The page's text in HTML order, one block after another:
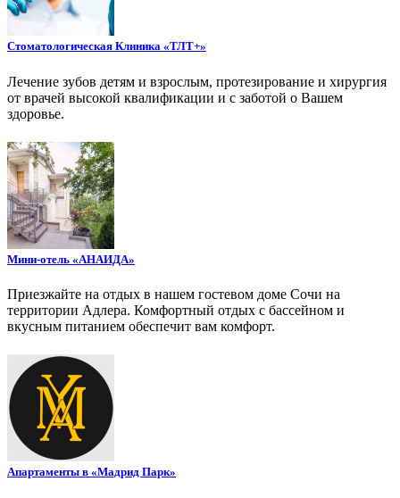
Стоматологическая Клиника «ТЛТ+»
Лечение зубов детям и взрослым, протезирование и хирургия
от врачей высокой квалификации и с заботой о Вашем
здоровье.
Мини-отель «АНАИДА»
Приезжайте на отдых в нашем гостевом доме Сочи на
территории Адлера. Комфортный отдых с бассейном и
вкусным питанием обеспечит вам комфорт.
Апартаменты в «Мадрид Парк»